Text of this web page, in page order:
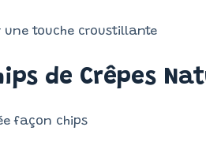
une touche croustillante
de Crêpes
façon chips